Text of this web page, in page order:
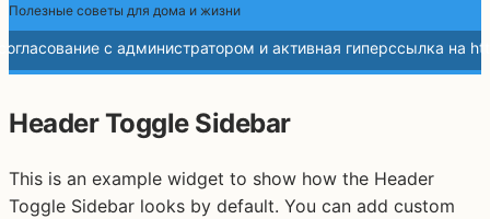
Полезные советы для дома и жизни
Header Toggle Sidebar
This is an example widget to show how the Header
Toggle Sidebar looks by default. You can add custom